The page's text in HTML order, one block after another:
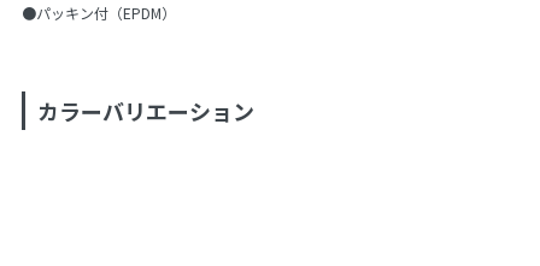
●パッキン付（EPDM）
カラーバリエーション